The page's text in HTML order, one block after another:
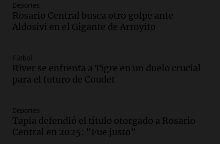
Tucumán afecta a hogares con subas de
hasta el 38% en agosto
Panorama Federal
Audio.
reporta menos víctimas fatales en
accidentes de tránsito en Mendoza
Audio.
pago en chachos para empleados
públicos a partir del 17 de octubre
Deportes
Rosario Central busca otro golpe ante
Aldosivi en el Gigante de Arroyito
Fútbol
River se enfrenta a Tigre en un duelo crucial
para el futuro de Coudet
Deportes
Tapia defendió el título otorgado a Rosario
Central en 2025: "Fue justo"